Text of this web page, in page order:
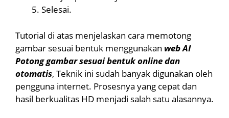
Selesai.
Tutorial di atas menjelaskan cara memotong
gambar sesuai bentuk menggunakan web AI
Potong gambar sesuai bentuk online dan
otomatis, Teknik ini sudah banyak digunakan oleh
pengguna internet. Prosesnya yang cepat dan
hasil berkualitas HD menjadi salah satu alasannya.